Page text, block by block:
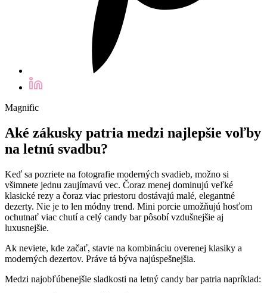
Magnific
Aké zákusky patria medzi najlepšie voľby
na letnú svadbu?
Keď sa pozriete na fotografie moderných svadieb, možno si
všimnete jednu zaujímavú vec. Čoraz menej dominujú veľké
klasické rezy a čoraz viac priestoru dostávajú malé, elegantné
dezerty. Nie je to len módny trend. Mini porcie umožňujú hosťom
ochutnať viac chutí a celý candy bar pôsobí vzdušnejšie aj
luxusnejšie.
Ak neviete, kde začať, stavte na kombináciu overenej klasiky a
moderných dezertov. Práve tá býva najúspešnejšia.
Medzi najobľúbenejšie sladkosti na letný candy bar patria napríklad: